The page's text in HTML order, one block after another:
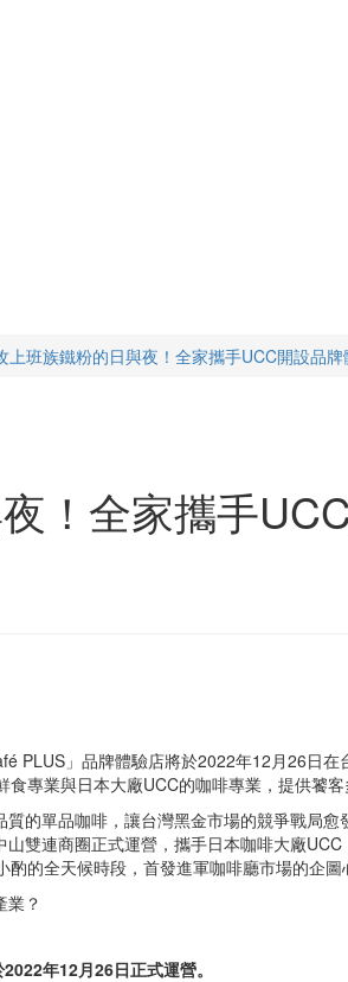
上班族鐵粉的日與夜！全家攜手UCC開設品
！全家攜手
PLUS」品牌體驗店將於2022年12月26日
專業與日本大廠UCC的咖啡專業，提供饕客
的單品咖啡，讓台灣黑金市場的競爭戰局
雙連商圈正式運營，攜手日本咖啡大廠
的全天候時段，首發進軍咖啡廳市場的企圖
業？
年12月26日正式運營。